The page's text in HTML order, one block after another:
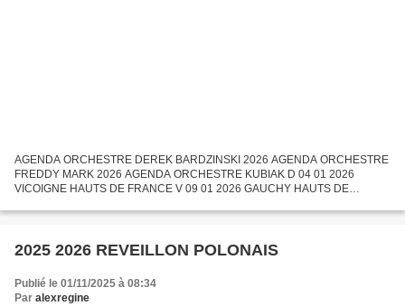
AGENDA ORCHESTRE DEREK BARDZINSKI 2026 AGENDA ORCHESTRE
FREDDY MARK 2026 AGENDA ORCHESTRE KUBIAK D 04 01 2026
VICOIGNE HAUTS DE FRANCE V 09 01 2026 GAUCHY HAUTS DE
CALONNE RICOUART HAUTS DE...
2025 2026 REVEILLON POLONAIS
Publié le 01/11/2025 à 08:34
Par alexregine